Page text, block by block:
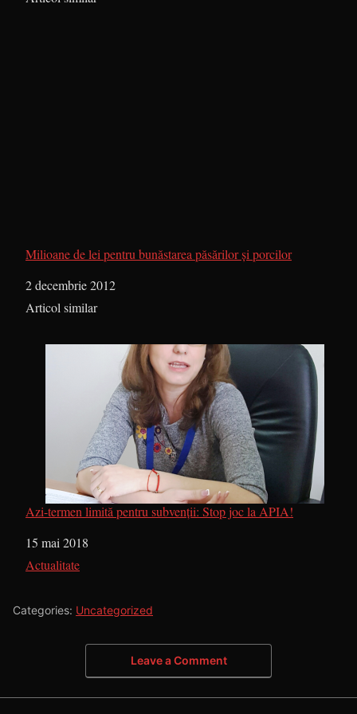
Milioane de lei pentru bunăstarea păsărilor şi porcilor
Dată
2 decembrie 2012
În legătură cu
Articol similar
Azi-termen limită pentru subvenții: Stop joc la APIA!
Dată
15 mai 2018
În legătură cu
Actualitate
Categories: Uncategorized
Leave a Comment